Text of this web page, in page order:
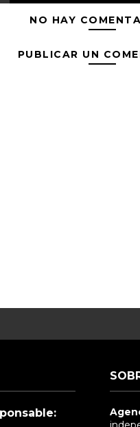
NO HAY
PUBLICAR UN